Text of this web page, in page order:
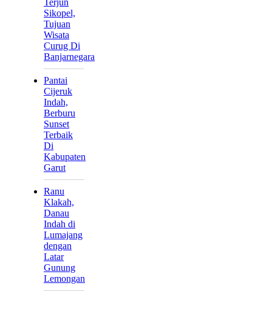
Terjun
Sikopel,
Tujuan
Wisata
Curug Di
Banjarnegara
Pantai
Cijeruk
Indah,
Berburu
Sunset
Terbaik
Di
Kabupaten
Garut
Ranu
Klakah,
Danau
Indah di
Lumajang
dengan
Latar
Gunung
Lemongan